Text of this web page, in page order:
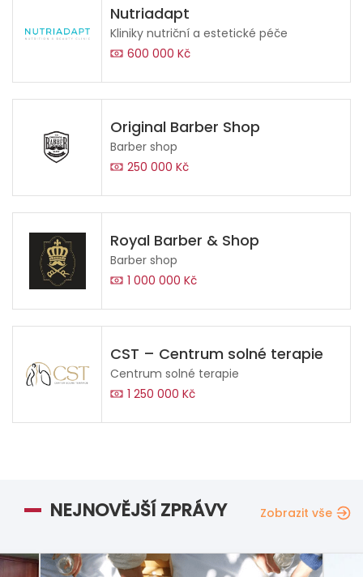
Nutriadapt
Kliniky nutriční a estetické péče
600 000 Kč
Original Barber Shop
Barber shop
250 000 Kč
Royal Barber & Shop
Barber shop
1 000 000 Kč
CST – Centrum solné terapie
Centrum solné terapie
1 250 000 Kč
NEJNOVĚJŠÍ ZPRÁVY Zobrazit vše